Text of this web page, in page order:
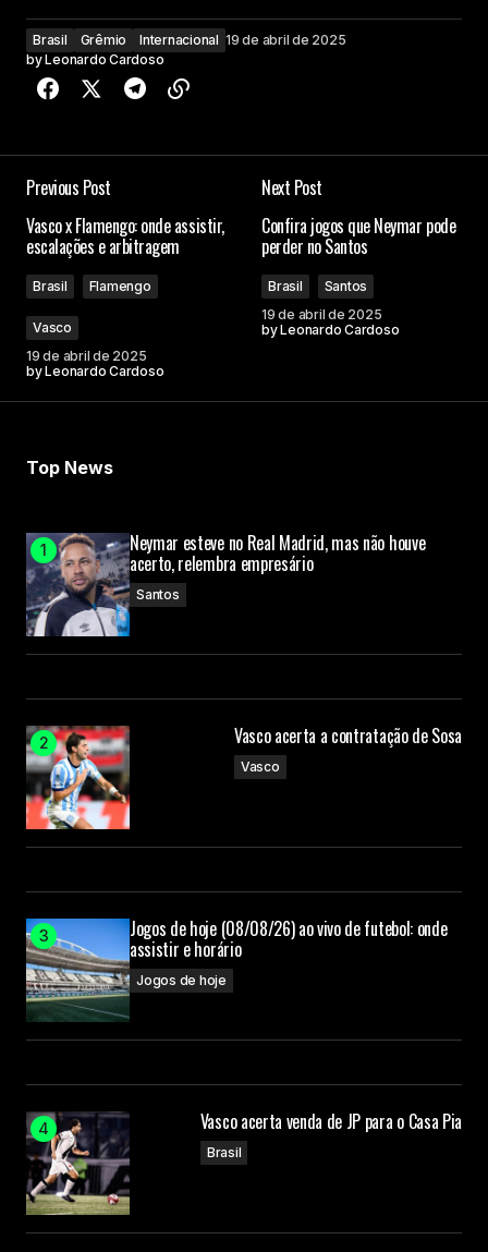
Brasil Grêmio Internacional 19 de abril de 2025
byLeonardo Cardoso
Previous Post
Vasco x Flamengo: onde assistir,
escalações e arbitragem
Brasil Flamengo
Vasco
19 de abril de 2025
byLeonardo Cardoso
Next Post
Confira jogos que Neymar pode
perder no Santos
Brasil
Santos
19 de abril de 2025
byLeonardo Cardoso
Top News
Neymar esteve no Real Madrid, mas não houve
acerto, relembra empresário
Santos
Vasco acerta a contratação de Sosa
Vasco
Jogos de hoje (08/08/26) ao vivo de futebol: onde
assistir e horário
Jogos de hoje
Vasco acerta venda de JP para o Casa Pia
Brasil